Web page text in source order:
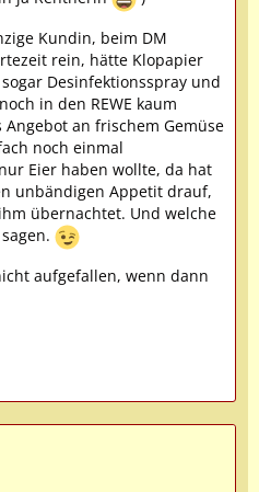
Kundin, beim DM
rein, hätte Klopapier
Desinfektionsspray und
in den REWE kaum
an frischem Gemüse
noch einmal
Eier haben wollte, da hat
unbändigen Appetit drauf,
übernachtet. Und welche
aufgefallen, wenn dann